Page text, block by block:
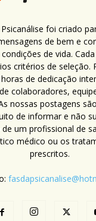
foi criado
de bem e
de vida.
critérios de seleção.
de dedicação
colaboradores,
nossas postagens
de informar e não
um profissional de
médico ou os
prescritos.